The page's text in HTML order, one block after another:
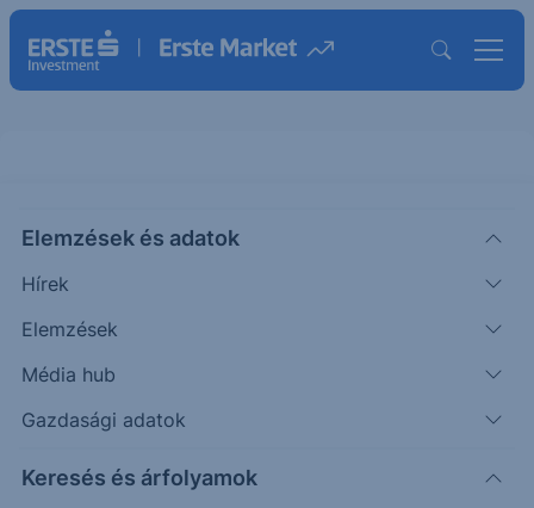
Elemzések és adatok
Hírek
Elemzések
Média hub
Gazdasági adatok
Keresés és árfolyamok
KO(USA)
Coca-Cola Co.
87.06
Időpont: 26.08.07. 22:00
Előző záró:
86.85
Árfolyamértesítő rögzítése